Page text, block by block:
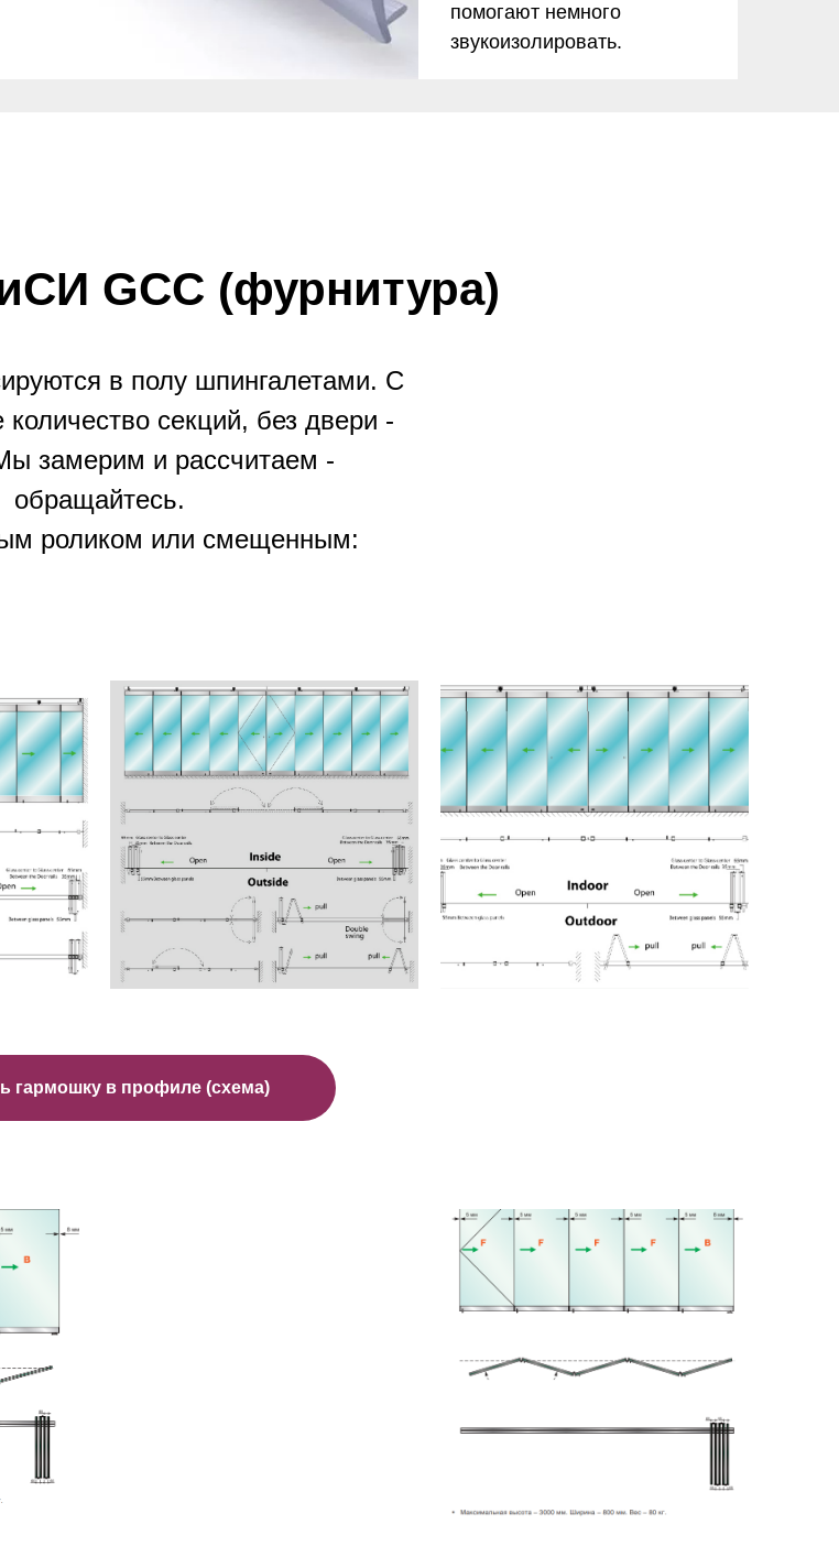
помогают немного
звукоизолировать.
GCC (фурнитура)
в полу шпингалетами. С
секций, без двери -
замерим и рассчитаем -
обращайтесь.
роликом или смещенным:
гармошку в профиле (схема)